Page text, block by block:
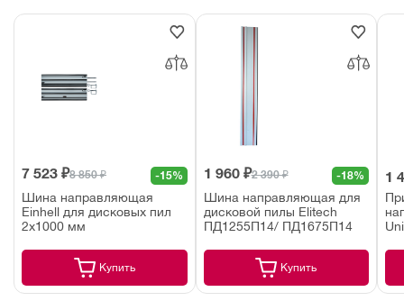
7 523 ₽8 850 ₽ -15%
Шина направляющая
Einhell для дисковых пил
2х1000 мм
Купить
1 960 ₽2 390 ₽ -18%
Шина направляющая для
дисковой пилы Elitech
ПД1255П14/ ПД1675П14
Купить
1